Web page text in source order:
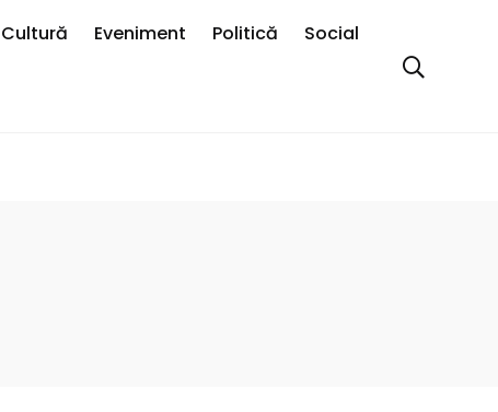
Cultură Eveniment Politică
Social